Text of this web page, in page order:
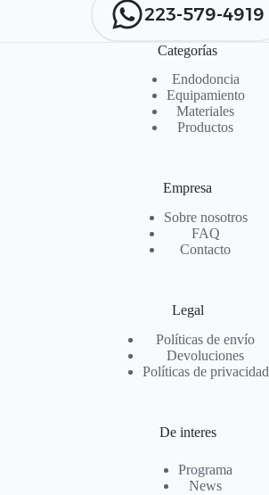
223-579-4919
Categorías
Endodoncia
Equipamiento
Materiales
Productos
Empresa
Sobre nosotros
FAQ
Contacto
Legal
Políticas de envío
Devoluciones
Políticas de privacidad
De interes
Programa
News